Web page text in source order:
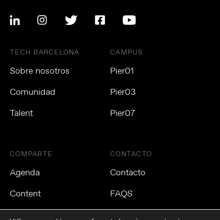
TECH BARCELONA
Sobre nosotros
Comunidad
Talent
CAMPUS
Pier01
Pier03
Pier07
COMPARTE
Agenda
Content
CONTACTO
Contacto
FAQS